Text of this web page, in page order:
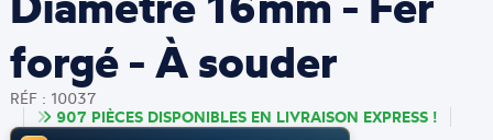
forgé - À souder
RÉF : 10037
907 PIÈCES DISPONIBLES EN LIVRAISON EXPRESS !